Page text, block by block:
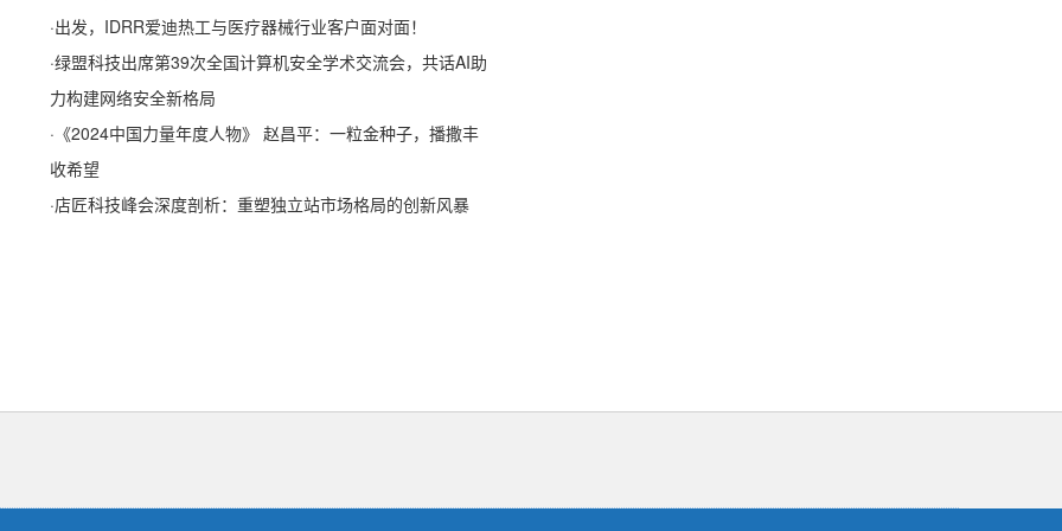
·出发，IDRR爱迪热工与医疗器械行业客户面对面！
·绿盟科技出席第39次全国计算机安全学术交流会，共话AI助
力构建网络安全新格局
· 《2024中国力量年度人物》 赵昌平：一粒金种子，播撒丰
收希望
·店匠科技峰会深度剖析：重塑独立站市场格局的创新风暴